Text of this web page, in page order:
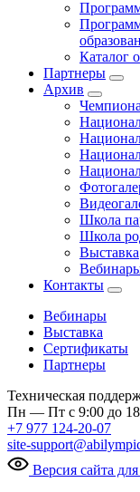
Каталог
Партнеры
Архив
Школа
Школа
Выставка
Контакты
Вебинары
Выставка
Сертификаты
Партнеры
Техническая
Пн — Пт с 9:00 до
+7 977 124-20-07
site-
Версия сайта